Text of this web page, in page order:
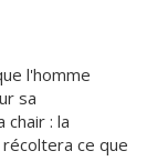
l'homme
sa
: la
ce que